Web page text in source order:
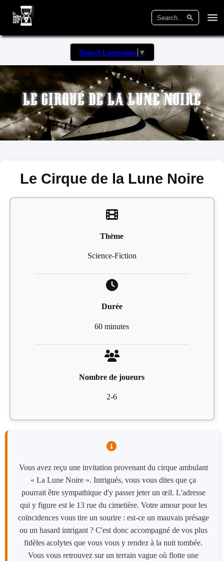
Select Language ▼
Le Cirque de la Lune Noire
Thème
Science-Fiction
Durée
60 minutes
Nombre de joueurs
2-6
Vous avez reçu une invitation provenant du cirque ambulant
« La Lune Noire ». Intrigués, vous vous dites que ça
pourrait être sympathique d'y passer jeter un œil. L'adresse
qui y figure est le 13 rue du cimetière. Votre amour pour les
coïncidences vous tire un sourire : est-ce un mauvais présage
ou un hasard intrigant ? C'est donc accompagné de vos plus
fidèles acolytes que vous vous y rendez à la nuit tombée.
Vous vous retrouvez sur un terrain vague où flotte une